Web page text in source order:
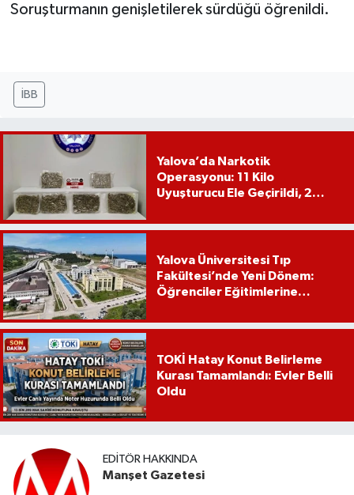
Soruşturmanın genişletilerek sürdüğü öğrenildi.
İBB
Yalova’da Narkotik
Operasyonu: 11 Kilo
Uyuşturucu Ele Geçirildi, 2
Yalova Üniversitesi Tıp
Fakültesi’nde Yeni Dönem:
Öğrenciler Eğitimlerine
TOKİ Hatay Konut Belirleme
Kurası Tamamlandı: Evler Belli
Oldu
EDITÖR HAKKINDA
Manşet Gazetesi